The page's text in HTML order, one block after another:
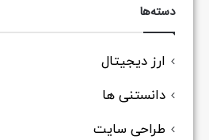
دسته‌ها
ارز دیجیتال
دانستنی ها
طراحی سایت